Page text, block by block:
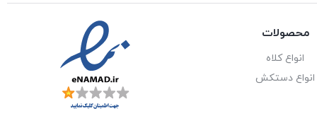
محصولات
انواع کلاه
انواع دستکش